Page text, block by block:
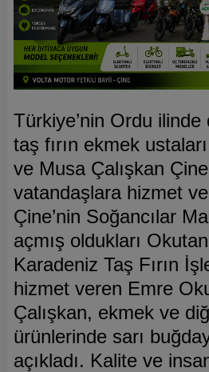
Türkiye’nin Ordu
taş fırın ekmek
ve Musa Çalışkan
vatandaşlara hizmet
Çine’nin Soğancılar
açmış oldukları
Karadeniz Taş Fırın
hizmet veren Emre
Çalışkan, ekmek ve
ürünlerinde sarı
açıkladı. Kalite ve